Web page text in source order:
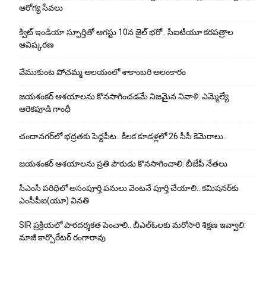
ఆరోగ్య సేవలు
క్విట్ ఇండియా స్ఫూర్తితో ఆగస్టు 10న జైల్ భరో.. సీఐటీయూ కరపత్రాల
ఆవిష్కరణ
వేముకుంట పోచమ్మ ఆలయంలో శాకాంబరి అలంకారం
జయశంకర్ ఆశయాలను కొనసాగించడమే నిజమైన నివాళి: ఎమ్మెల్యే
ఆరెక‌పూడి గాంధీ
చందానగర్‌లో భద్రతకు పెద్దపీట.. కీలక కూడళ్లలో 26 సీసీ కెమెరాలు..
జయశంకర్ ఆశయాలను ప్రతి పౌరుడు కొనసాగించాలి: బీజేపీ నేతలు
సీఎంసీ పరిధిలో అసంపూర్తి పనులు వెంటనే పూర్తి చేయాలి.. కమిషనర్‌కు
ఎంసీపీఐ(యూ) వినతి
SIR ప్రక్రియలో పారదర్శకత పెంచాలి.. బీఎల్ఓలకు మరోసారి శిక్షణ ఇవ్వాలి:
మాజీ కార్పొరేటర్ రంగారావు